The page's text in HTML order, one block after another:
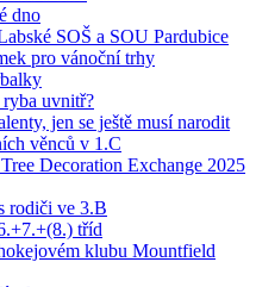
dno
SOŠ a SOU Pardubice
pro vánoční trhy
uvnitř?
jen se ještě musí narodit
věnců v 1.C
Decoration Exchange 2025
rodiči ve 3.B
tříd
klubu Mountfield